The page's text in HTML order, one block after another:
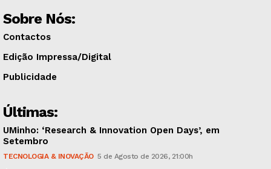
Sobre Nós:
Contactos
Edição Impressa/Digital
Publicidade
Últimas:
UMinho: ‘Research & Innovation Open Days’, em
Setembro
TECNOLOGIA & INOVAÇÃO 5 de Agosto de 2026, 21:00h